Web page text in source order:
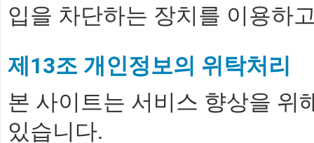
입을 차단하는 장치를 이용하
제13조 개인정보의 위탁처리
본 사이트는 서비스 향상을 위
있습니다.